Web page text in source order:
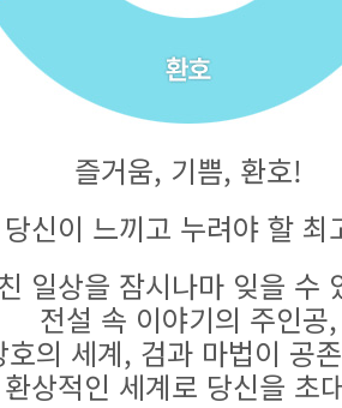
즐거움, 기쁨, 환호!
신이 느끼고 누려야 할 최
일상을 잠시나마 잊을 수
전설 속 이야기의 주인공,
호의 세계, 검과 마법이 공
상적인 세계로 당신을 초